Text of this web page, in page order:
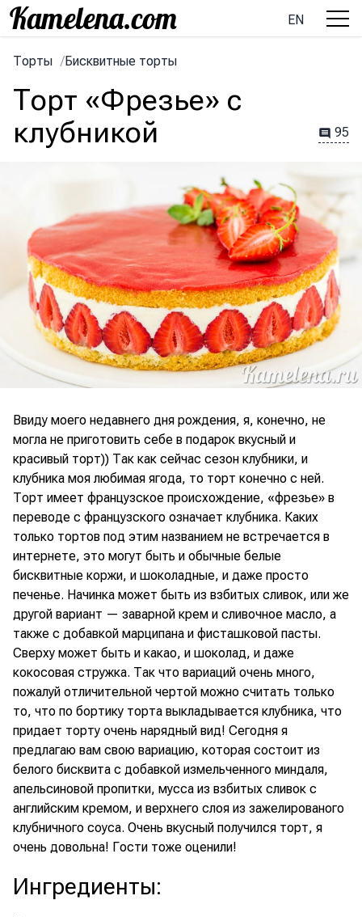
EN
Торты /Бисквитные торты
Торт «Фрезье» с
клубникой
95
Ввиду моего недавнего дня рождения, я, конечно, не
могла не приготовить себе в подарок вкусный и
красивый торт)) Так как сейчас сезон клубники, и
клубника моя любимая ягода, то торт конечно с ней.
Торт имеет французское происхождение, «фрезье» в
переводе с французского означает клубника. Каких
только тортов под этим названием не встречается в
интернете, это могут быть и обычные белые
бисквитные коржи, и шоколадные, и даже просто
печенье. Начинка может быть из взбитых сливок, или же
другой вариант — заварной крем и сливочное масло, а
также с добавкой марципана и фисташковой пасты.
Сверху может быть и какао, и шоколад, и даже
кокосовая стружка. Так что вариаций очень много,
пожалуй отличительной чертой можно считать только
то, что по бортику торта выкладывается клубника, что
придает торту очень нарядный вид! Сегодня я
предлагаю вам свою вариацию, которая состоит из
белого бисквита с добавкой измельченного миндаля,
апельсиновой пропитки, мусса из взбитых сливок с
английским кремом, и верхнего слоя из зажелированого
клубничного соуса. Очень вкусный получился торт, я
очень довольна! Гости тоже оценили!
Ингредиенты: